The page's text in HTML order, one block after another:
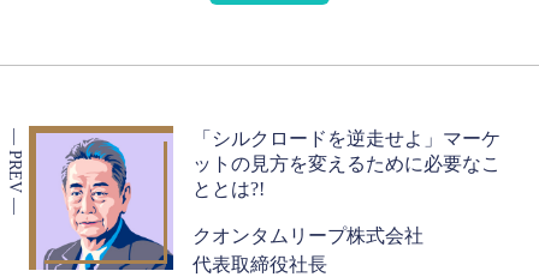
「シルクロードを逆走せよ」マーケ
ットの見方を変えるために必要なこ
ととは?!
クオンタムリープ株式会社
代表取締役社長